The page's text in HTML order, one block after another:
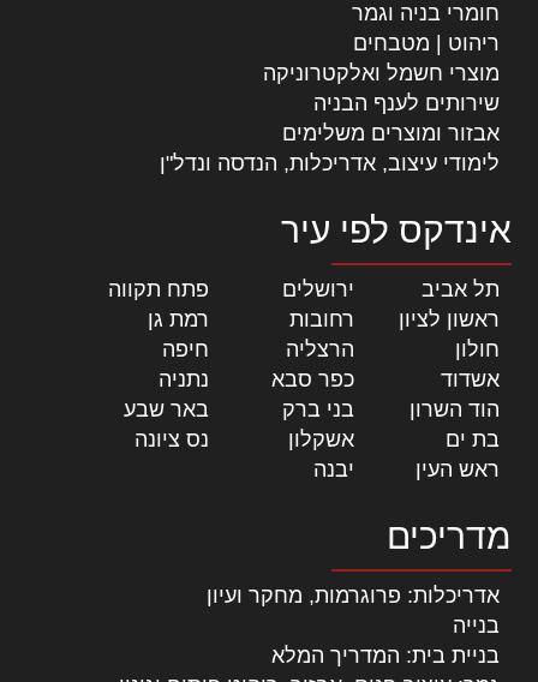
חומרי בניה וגמר
ריהוט | מטבחים
מוצרי חשמל ואלקטרוניקה
שירותים לענף הבניה
אבזור ומוצרים משלימים
לימודי עיצוב, אדריכלות, הנדסה ונדל"ן
אינדקס לפי עיר
תל אביב ירושלים פתח תקווה
ראשון לציון
רחובות רמת גן
חולון
הרצליה חיפה
אשדוד
כפר סבא נתניה
הוד השרון
בני ברק באר שבע
בת ים
אשקלון נס ציונה
ראש העין
יבנה
מדריכים
אדריכלות: פרוגרמות, מחקר ועיון
בנייה
בניית בית: המדריך המלא